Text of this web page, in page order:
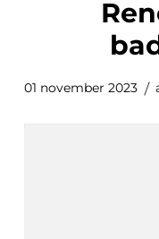
renovering af
01 november 2023